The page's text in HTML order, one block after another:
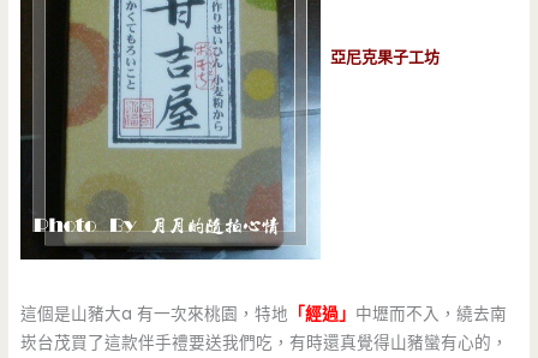
亞尼克果子工坊
這個是山豬大a 有一次來桃園，特地 「經過」 中壢而不入，繞去南
崁台茂買了這款伴手禮要送我們吃，有時還真覺得山豬蠻有心的，